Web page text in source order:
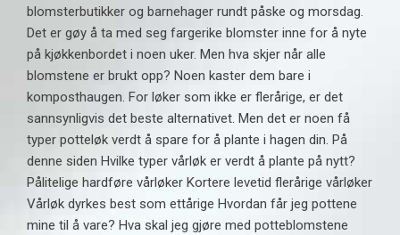
blomsterbutikker og barnehager rundt påske og morsdag.
Det er gøy å ta med seg fargerike blomster inne for å nyte
på kjøkkenbordet i noen uker. Men hva skjer når alle
blomstene er brukt opp? Noen kaster dem bare i
komposthaugen. For løker som ikke er flerårige, er det
sannsynligvis det beste alternativet. Men det er noen få
typer potteløk verdt å spare for å plante i hagen din. På
denne siden Hvilke typer vårløk er verdt å plante på nytt?
Pålitelige hardføre vårløker Kortere levetid flerårige vårløker
Vårløk dyrkes best som ettårige Hvordan får jeg pottene
mine til å vare? Hva skal jeg gjøre med potteblomstene